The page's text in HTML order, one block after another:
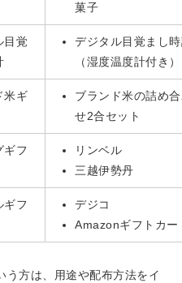
菓子
目覚
デジタル目覚まし
（湿度温度計付き）
米ギ
ブランド米の詰め
せ2合セット
ギフ
リンベル
三越伊勢丹
ギフ
デジコ
Amazonギフトカー
う方は、用途や配布方法をイ